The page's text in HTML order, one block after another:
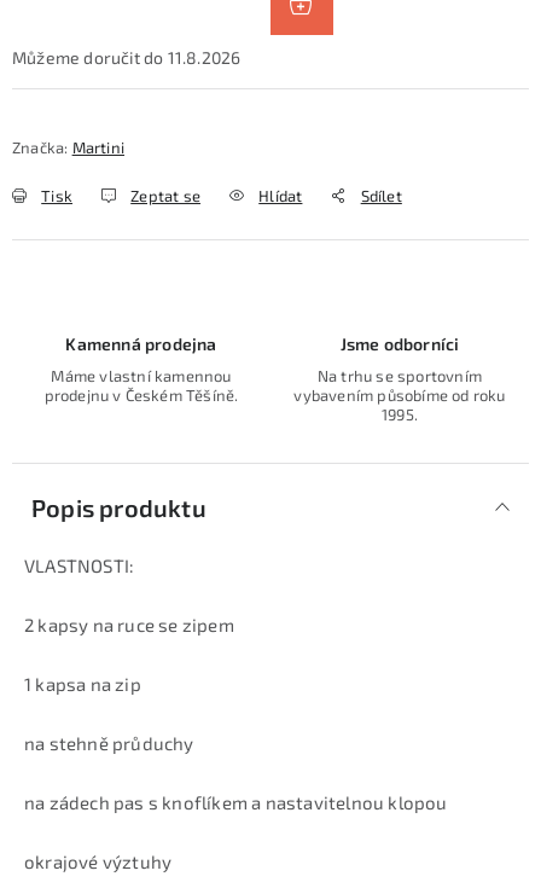
11.8.2026
Značka: Martini
Tisk Zeptat se Hlídat Sdílet
Kamenná prodejna
Máme vlastní kamennou
prodejnu v Českém Těšíně.
Jsme odborníci
Na trhu se sportovním
vybavením působíme od roku
1995.
Popis produktu
VLASTNOSTI:
2 kapsy na ruce se zipem
1 kapsa na zip
na stehně průduchy
na zádech pas s knoflíkem a nastavitelnou klopou
okrajové výztuhy